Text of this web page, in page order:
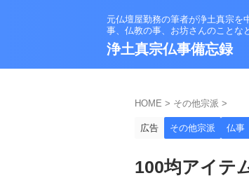
元仏壇屋勤務の筆者が浄土真宗を
事、仏教の事、お坊さんのことな
浄土真宗仏事備忘録
HOME > その他宗派 >
広告 その他宗派 仏事
100均アイテ